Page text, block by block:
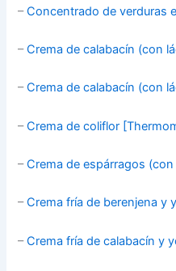
–Concentrado de verduras
–Crema de calabacín (con
–Crema de calabacín (con
–Crema de coliflor
–Crema de espárragos
–Crema fría de berenjena y
–Crema fría de calabacín y